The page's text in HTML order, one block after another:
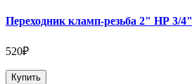
Переходник кламп-резьба 2" НР 3/4"
520₽
Купить